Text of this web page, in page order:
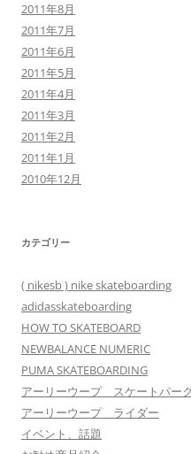
2011年8月
2011年7月
2011年6月
2011年5月
2011年4月
2011年3月
2011年2月
2011年1月
2010年12月
カテゴリー
( nikesb ) nike skateboarding
adidasskateboarding
HOW TO SKATEBOARD
NEWBALANCE NUMERIC
PUMA SKATEBOARDING
アーリーウープ スケートパーク
アーリーウープ ライダー
イベント、話題